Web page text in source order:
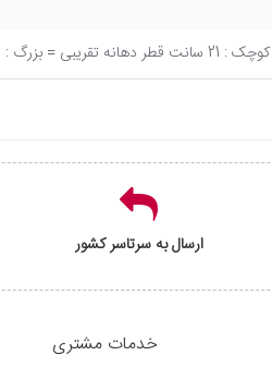
ارسال به سرتاسر کشور
خدمات مشتری